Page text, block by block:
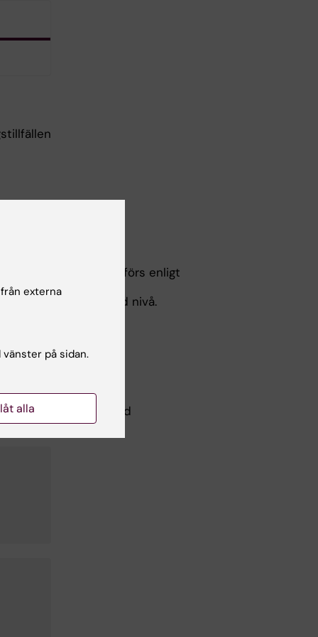
och genomförs enligt
och avancerad nivå.
för omvårdnad
externa
på sidan.
alla